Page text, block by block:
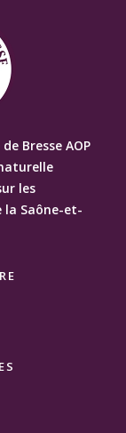
Bresse AOP
les
la Saône-et-